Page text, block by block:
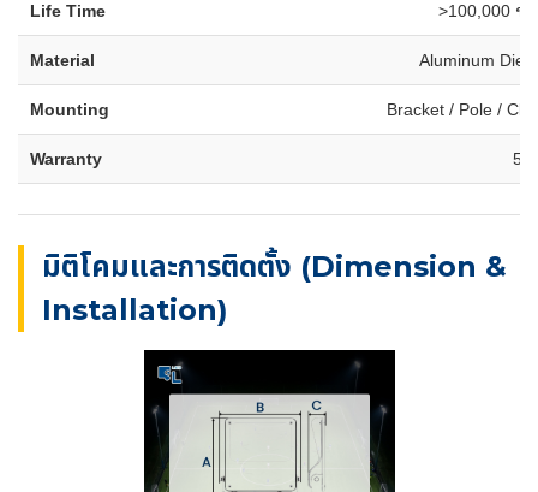
Life Time >100,000 ชั่
Material Aluminum Die-
Mounting Bracket / Pole /
Warranty 5 ปี
มิติโคมและการติดตั้ง (Dimension &
Installation)